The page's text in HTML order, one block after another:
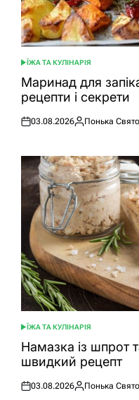
ОПУБЛІКУВАТИ
У
ЇЖА ТА КУЛІНАРІЯ
Маринад для
рецепти і секрети
Оприлюднено
03.08.2026
Опубліковано
Понька
ОПУБЛІКУВАТИ
У
ЇЖА ТА КУЛІНАРІЯ
Намазка із шпрот
швидкий рецепт
Оприлюднено
03.08.2026
Опубліковано
Понька